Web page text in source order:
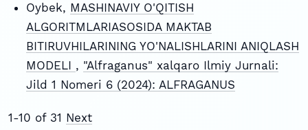
Oybek, MASHINAVIY O'QITISH
ALGORITMLARIASOSIDA MAKTAB
BITIRUVHILARINING YO'NALISHLARINI ANIQLASH
MODELI , "Alfraganus" xalqaro Ilmiy Jurnali:
Jild 1 Nomeri 6 (2024): ALFRAGANUS
1-10 of 31 Next